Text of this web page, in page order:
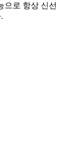
으로 항상 신선